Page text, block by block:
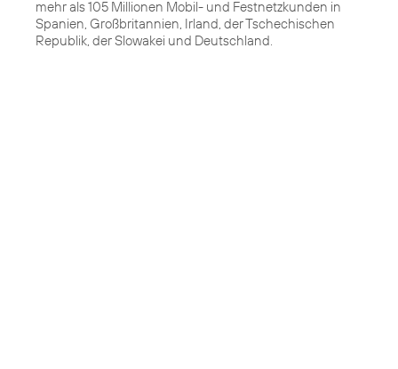
mehr als 105 Millionen Mobil- und Festnetzkunden in
Spanien, Großbritannien, Irland, der Tschechischen
Republik, der Slowakei und Deutschland.